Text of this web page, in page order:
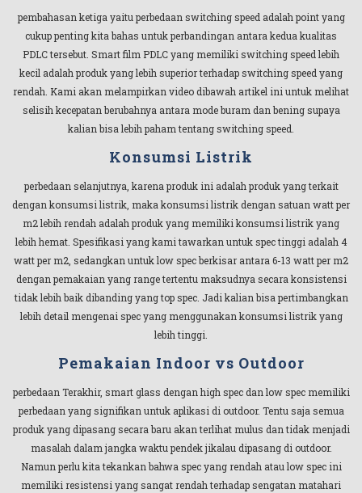
pembahasan ketiga yaitu perbedaan switching speed adalah point yang
cukup penting kita bahas untuk perbandingan antara kedua kualitas
PDLC tersebut. Smart film PDLC yang memiliki switching speed lebih
kecil adalah produk yang lebih superior terhadap switching speed yang
rendah. Kami akan melampirkan video dibawah artikel ini untuk melihat
selisih kecepatan berubahnya antara mode buram dan bening supaya
kalian bisa lebih paham tentang switching speed.
Konsumsi Listrik
perbedaan selanjutnya, karena produk ini adalah produk yang terkait
dengan konsumsi listrik, maka konsumsi listrik dengan satuan watt per
m2 lebih rendah adalah produk yang memiliki konsumsi listrik yang
lebih hemat. Spesifikasi yang kami tawarkan untuk spec tinggi adalah 4
watt per m2, sedangkan untuk low spec berkisar antara 6-13 watt per m2
dengan pemakaian yang range tertentu maksudnya secara konsistensi
tidak lebih baik dibanding yang top spec. Jadi kalian bisa pertimbangkan
lebih detail mengenai spec yang menggunakan konsumsi listrik yang
lebih tinggi.
Pemakaian Indoor vs Outdoor
perbedaan Terakhir, smart glass dengan high spec dan low spec memiliki
perbedaan yang signifikan untuk aplikasi di outdoor. Tentu saja semua
produk yang dipasang secara baru akan terlihat mulus dan tidak menjadi
masalah dalam jangka waktu pendek jikalau dipasang di outdoor.
Namun perlu kita tekankan bahwa spec yang rendah atau low spec ini
memiliki resistensi yang sangat rendah terhadap sengatan matahari